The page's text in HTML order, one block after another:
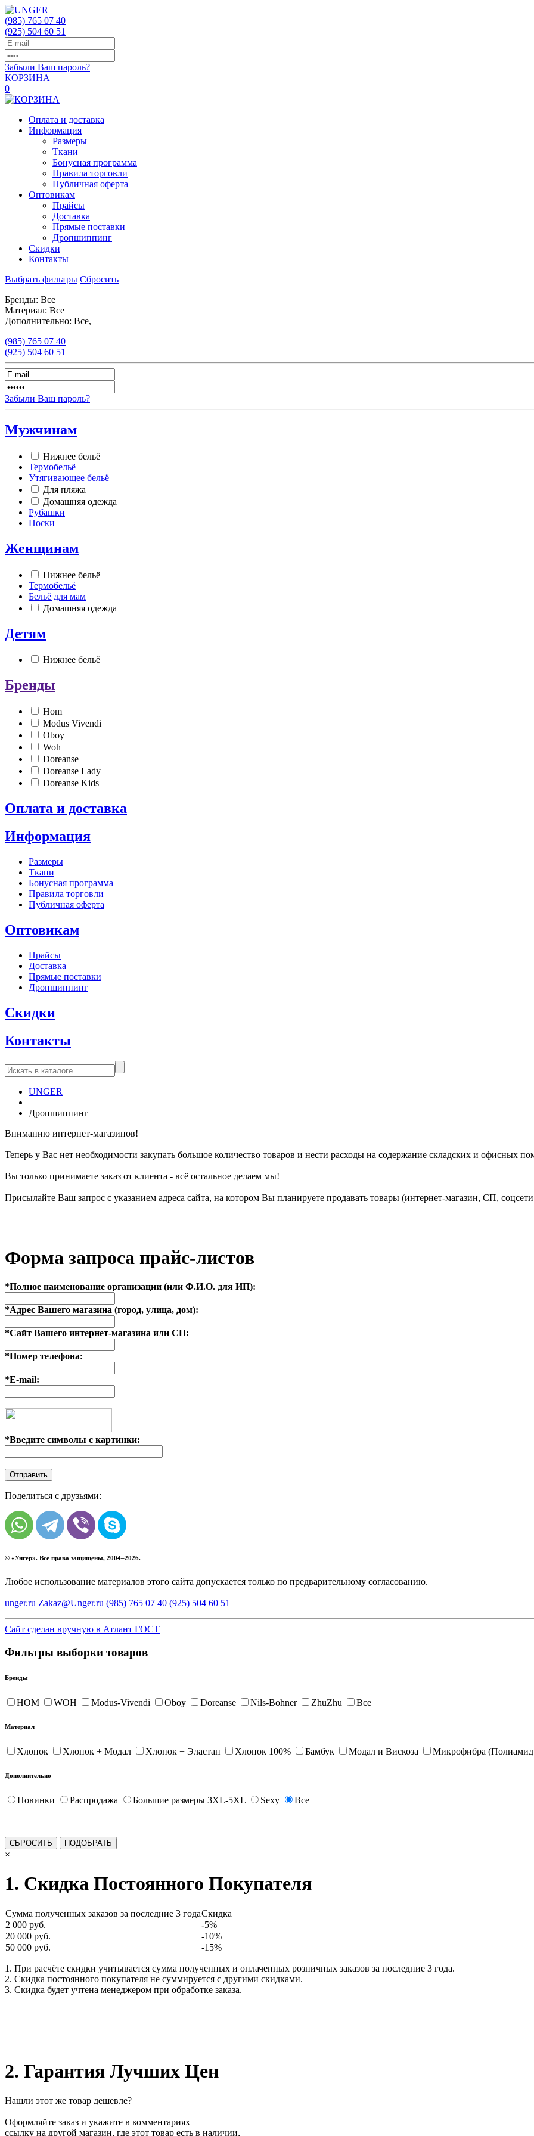
(985) 765 07 40
(925) 504 60 51
Забыли Ваш пароль?
КОРЗИНА
0
Оплата и доставка
Информация
Размеры
Ткани
Бонусная программа
Правила торговли
Публичная оферта
Оптовикам
Прайсы
Доставка
Прямые поставки
Дропшиппинг
Скидки
Контакты
Выбрать фильтры Сбросить
Бренды: Все
Материал: Все
Дополнительно: Все,
(985) 765 07 40
(925) 504 60 51
Забыли Ваш пароль?
Мужчинам
Нижнее бельё
Термобельё
Утягивающее бельё
Для пляжа
Домашняя одежда
Рубашки
Носки
Женщинам
Нижнее бельё
Термобельё
Бельё для мам
Домашняя одежда
Детям
Нижнее бельё
Бренды
Hom
Modus Vivendi
Oboy
Woh
Doreanse
Doreanse Lady
Doreanse Kids
Оплата и доставка
Информация
Размеры
Ткани
Бонусная программа
Правила торговли
Публичная оферта
Оптовикам
Прайсы
Доставка
Прямые поставки
Дропшиппинг
Скидки
Контакты
UNGER
Дропшиппинг
Вниманию интернет-магазинов!
Теперь у Вас нет необходимости закупать большое количество товаров и нести расходы на содержание складских и офисных
Вы только принимаете заказ от клиента - всё остальное делаем мы!
Присылайте Ваш запрос с указанием адреса сайта, на котором Вы планируете продавать товары (интернет-магазин, СП,
Форма запроса прайс-листов
*Полное наименование организации (или Ф.И.О. для ИП):
*Адрес Вашего магазина (город, улица, дом):
*Сайт Вашего интернет-магазина или СП:
*Номер телефона:
*E-mail:
*Введите символы с картинки:
Поделиться с друзьями:
© «Унгер». Все права защищены, 2004–2026.
Любое использование материалов этого сайта допускается только по предварительному согласованию.
unger.ru Zakaz@Unger.ru (985) 765 07 40 (925) 504 60 51
Сайт сделан вручную в Атлант ГОСТ
Фильтры выборки товаров
Бренды
HOM WOH Modus-Vivendi Oboy Doreanse Nils-Bohner ZhuZhu Все
Материал
Хлопок Хлопок + Модал Хлопок + Эластан Хлопок 100% Бамбук Модал и Вискоза Микрофибра (Полиамид
Дополнительно
Новинки Распродажа Большие размеры 3XL-5XL Sexy Все
×
1. Скидка Постоянного Покупателя
Сумма полученных заказов за последние 3 годаСкидка
2 000 руб.
-5%
20 000 руб.
-10%
50 000 руб.
-15%
1. При расчёте скидки учитывается сумма полученных и оплаченных розничных заказов за последние 3 года.
2. Скидка постоянного покупателя не суммируется с другими скидками.
3. Скидка будет учтена менеджером при обработке заказа.
2. Гарантия Лучших Цен
Нашли этот же товар дешевле?
Оформляйте заказ и укажите в комментариях
ссылку на другой магазин, где этот товар есть в наличии,